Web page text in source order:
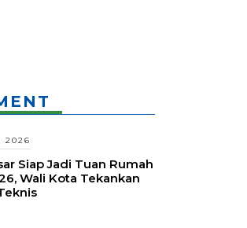
2026
Siap Jadi Tuan Rumah
Wali Kota Tekankan